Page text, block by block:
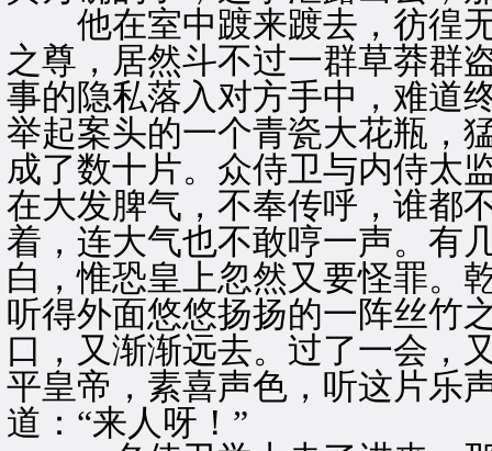
他在室中踱来踱去，彷徨无
之尊，居然斗不过一群草莽群
事的隐私落入对方手中，难道
举起案头的一个青瓷大花瓶，
成了数十片。众侍卫与内侍太
在大发脾气，不奉传呼，谁都
着，连大气也不敢哼一声。有
白，惟恐皇上忽然又要怪罪。
听得外面悠悠扬扬的一阵丝竹
口，又渐渐远去。过了一会，
平皇帝，素喜声色，听这片乐
道：“来人呀！”